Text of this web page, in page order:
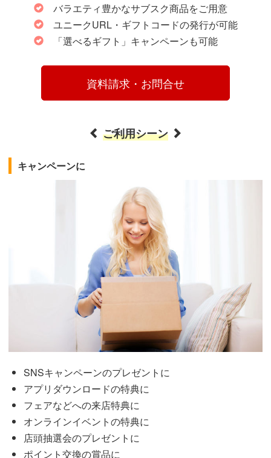
バラエティ豊かなサブスク商品をご用意
ユニークURL・ギフトコードの発行が可能
「選べるギフト」キャンペーンも可能
資料請求・お問合せ
ご利用シーン
キャンペーンに
SNSキャンペーンのプレゼントに
アプリダウンロードの特典に
フェアなどへの来店特典に
オンラインイベントの特典に
店頭抽選会のプレゼントに
ポイント交換の賞品に